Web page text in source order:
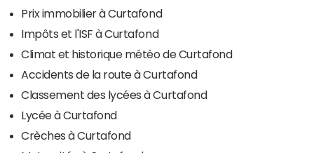
Prix immobilier à Curtafond
Impôts et l'ISF à Curtafond
Climat et historique météo de Curtafond
Accidents de la route à Curtafond
Classement des lycées à Curtafond
Lycée à Curtafond
Crèches à Curtafond